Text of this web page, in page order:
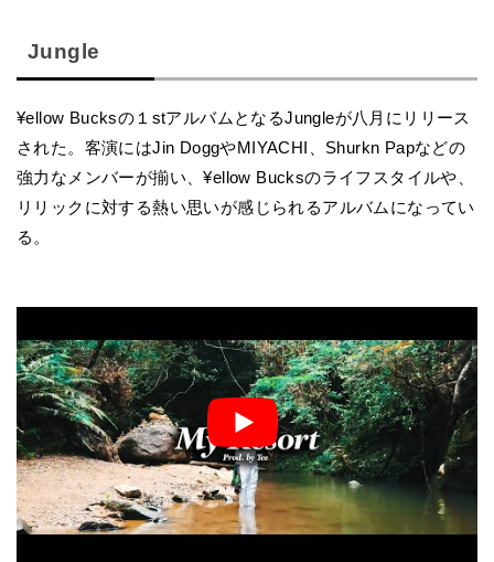
Jungle
¥ellow Bucksの１stアルバムとなるJungleが八月にリリース
された。客演にはJin DoggやMIYACHI、Shurkn Papなどの
強力なメンバーが揃い、¥ellow Bucksのライフスタイルや、
リリックに対する熱い思いが感じられるアルバムになってい
る。